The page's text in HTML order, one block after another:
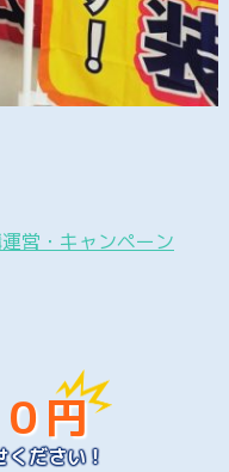
運営・キャンペーン
０円
ださい！